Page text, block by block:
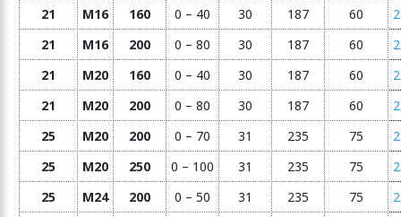
21
M16 160 0 – 40 30 187 60
21
M16 200 0 – 80 30 187 60
21
M20 160 0 – 40 30 187 60
21
M20 200 0 – 80 30 187 60
25
M20 200 0 – 70 31 235 75
25
M20 250 0 – 100 31 235 75
25
M24 200 0 – 50 31 235 75